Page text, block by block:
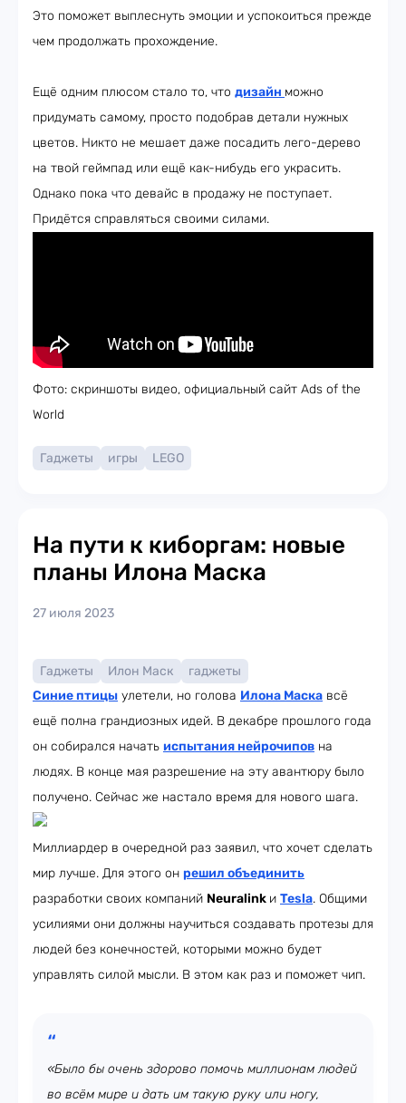
Это поможет выплеснуть эмоции и успокоиться прежде
чем продолжать прохождение.
Ещё одним плюсом стало то, что дизайн можно
придумать самому, просто подобрав детали нужных
цветов. Никто не мешает даже посадить лего-дерево
на твой геймпад или ещё как-нибудь его украсить.
Однако пока что девайс в продажу не поступает.
Придётся справляться своими силами.
Фото: скриншоты видео, официальный сайт Ads of the
World
Гаджеты игры LEGO
На пути к киборгам: новые
планы Илона Маска
27 июля 2023
Гаджеты Илон Маск
гаджеты
Синие птицы улетели, но голова Илона Маска всё
ещё полна грандиозных идей. В декабре прошлого года
он собирался начать испытания нейрочипов на
людях. В конце мая разрешение на эту авантюру было
получено. Сейчас же настало время для нового шага.
Миллиардер в очередной раз заявил, что хочет сделать
мир лучше. Для этого он решил объединить
разработки своих компаний Neuralink и Tesla. Общими
усилиями они должны научиться создавать протезы для
людей без конечностей, которыми можно будет
управлять силой мысли. В этом как раз и поможет чип.
«Было бы очень здорово помочь миллионам людей
во всём мире и дать им такую руку или ногу,